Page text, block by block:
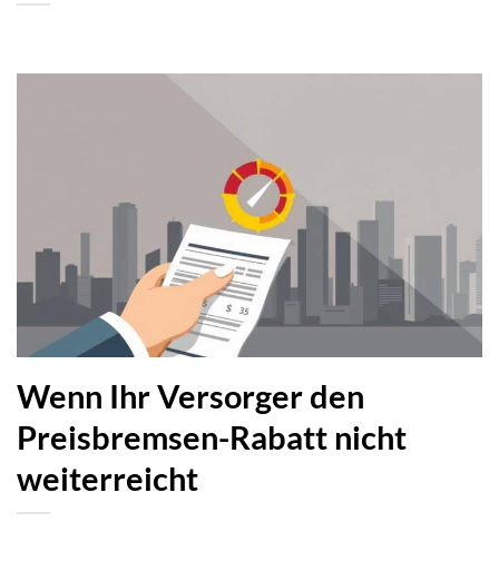
Wenn Ihr Versorger den
Preisbremsen-Rabatt nicht
weiterreicht